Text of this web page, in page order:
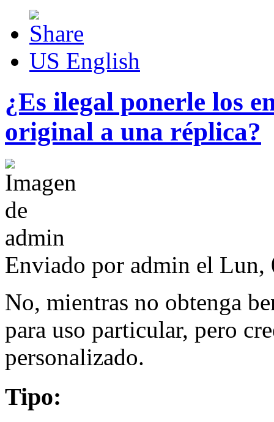
US English
¿Es ilegal ponerle los
original a una réplica?
Enviado por admin el Lun,
No, mientras no obtenga
para uso particular, pero
personalizado.
Tipo: